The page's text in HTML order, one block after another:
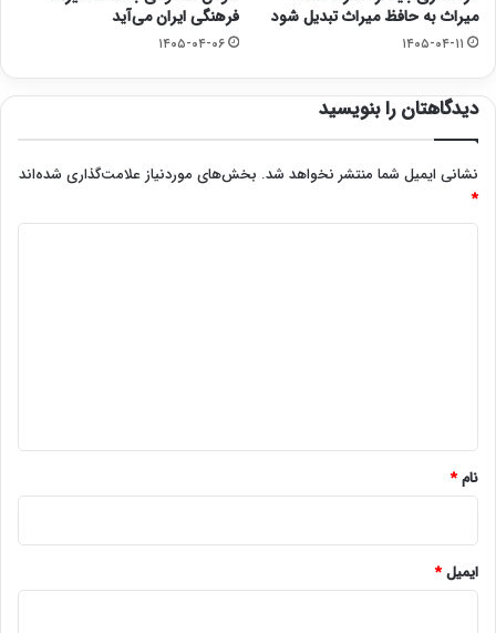
میراث به حافظ میراث تبدیل شود
۱۴۰۵-۰۴-۱۱
فرهنگی ایران می‌آید
۱۴۰۵-۰۴-۰۶
دیدگاهتان را بنویسید
نشانی ایمیل شما منتشر نخواهد شد. بخش‌های موردنیاز علامت‌گذاری شده‌اند
*
نام*
ایمیل*